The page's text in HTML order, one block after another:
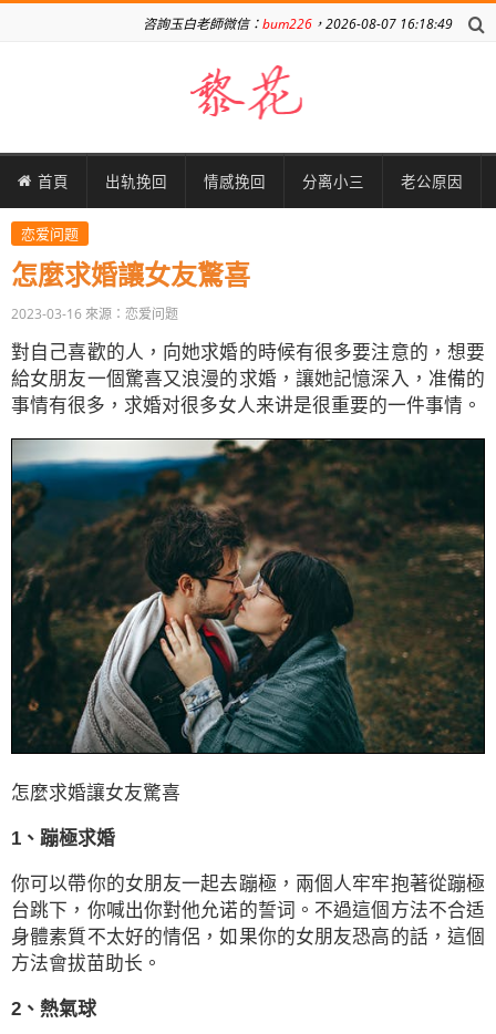
咨詢玉白老師微信：bum226 ，2026-08-07 16:18:49
首頁 出轨挽回 情感挽回 分离小三 老公原因
恋爱问题
怎麼求婚讓女友驚喜
2023-03-16 來源：恋爱问题
對自己喜歡的人，向她求婚的時候有很多要注意的，想要
給女朋友一個驚喜又浪漫的求婚，讓她記憶深入，准備的
事情有很多，求婚对很多女人来讲是很重要的一件事情。
怎麼求婚讓女友驚喜
1、蹦極求婚
你可以帶你的女朋友一起去蹦極，兩個人牢牢抱著從蹦極
台跳下，你喊出你對他允诺的誓词。不過這個方法不合适
身體素質不太好的情侶，如果你的女朋友恐高的話，這個
方法會拔苗助长。
2、熱氣球